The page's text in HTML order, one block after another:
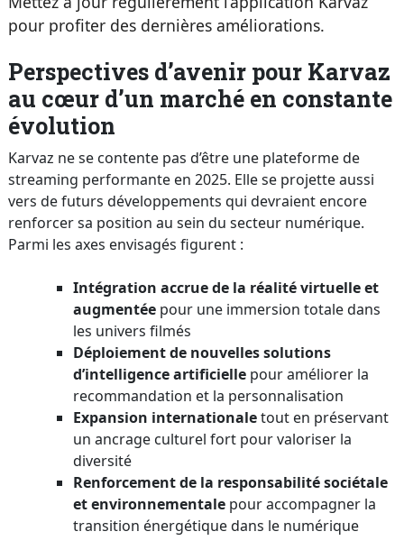
pour profiter des dernières améliorations.
Perspectives d’avenir pour Karvaz
au cœur d’un marché en constante
évolution
Karvaz ne se contente pas d’être une plateforme de
streaming performante en 2025. Elle se projette aussi
vers de futurs développements qui devraient encore
renforcer sa position au sein du secteur numérique.
Parmi les axes envisagés figurent :
Intégration accrue de la réalité virtuelle et
augmentéepour une immersion totale dans
les univers filmés
Déploiement de nouvelles solutions
d’intelligence artificiellepour améliorer la
recommandation et la personnalisation
Expansion internationaletout en préservant
un ancrage culturel fort pour valoriser la
diversité
Renforcement de la responsabilité sociétale
et environnementalepour accompagner la
transition énergétique dans le numérique